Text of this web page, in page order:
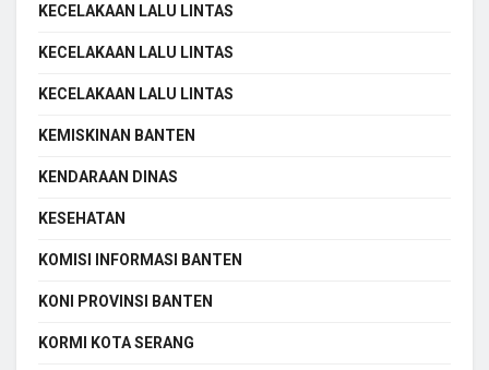
KECELAKAAN LALU LINTAS
KECELAKAAN LALU LINTAS
KECELAKAAN LALU LINTAS
KEMISKINAN BANTEN
KENDARAAN DINAS
KESEHATAN
KOMISI INFORMASI BANTEN
KONI PROVINSI BANTEN
KORMI KOTA SERANG